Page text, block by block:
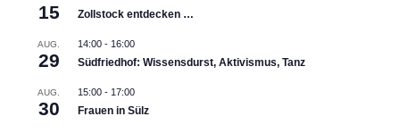
15 Zollstock entdecken …
AUG.
29
14:00- 16:00
Südfriedhof: Wissensdurst, Aktivismus, Tanz
AUG.
30
15:00- 17:00
Frauen in Sülz